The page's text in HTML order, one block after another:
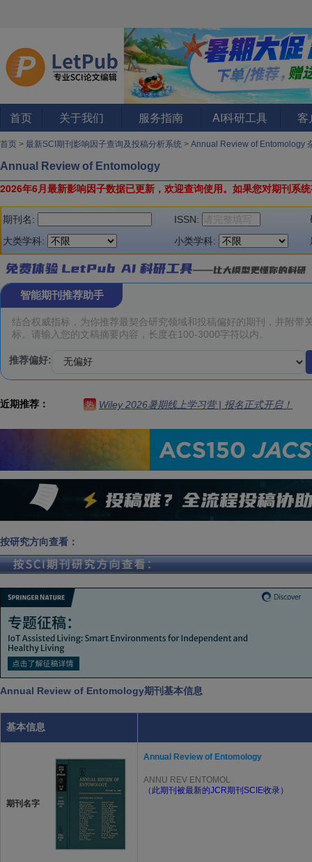
首页 关于我们 服务指南 AI科研工具 客
首页 > 最新SCI期刊影响因子查询及投稿分析系统 > Annual Review of Entomology
Annual Review of Entomology
2026年6月最新影响因子数据已更新，欢迎查询使用。 如果您对期刊系
期刊名: ISSN:
大类学科:
小类学科:
智能期刊推荐助手
推荐偏好:
近期推荐： 热 Wiley 2026暑期线上学习营 | 报名正式开启！
按研究方向查看：
Annual Review of Entomology期刊基本信息
基本信息
期刊名字
Annual Review of Entomology
ANNU REV ENTOMOL
（此期刊被最新的JCR期刊SCIE收录）